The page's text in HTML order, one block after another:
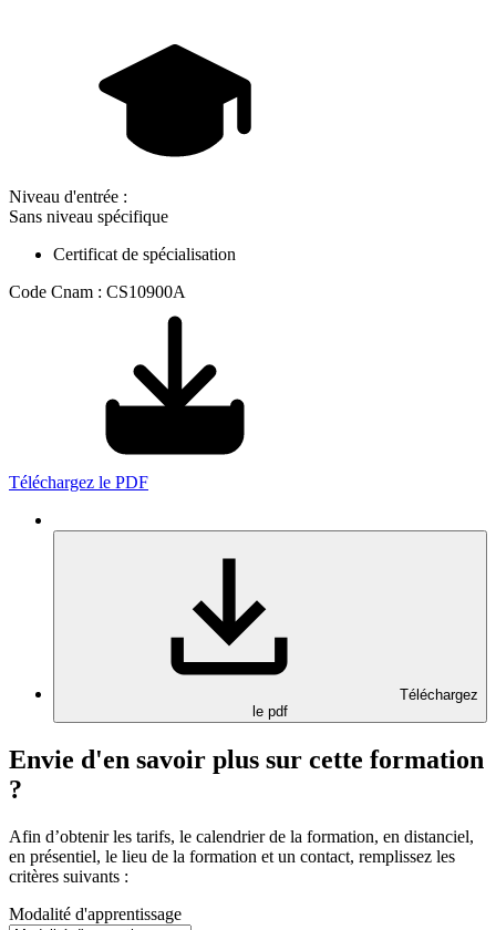
Niveau d'entrée :
Sans niveau spécifique
Certificat de spécialisation
Code Cnam : CS10900A
Téléchargez le PDF
Téléchargez
le pdf
Envie d'en savoir plus sur cette formation
?
Afin d’obtenir les tarifs, le calendrier de la formation, en distanciel,
en présentiel, le lieu de la formation et un contact, remplissez les
critères suivants :
Modalité d'apprentissage